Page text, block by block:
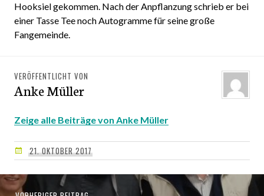
Hooksiel gekommen. Nach der Anpflanzung schrieb er bei
einer Tasse Tee noch Autogramme für seine große
Fangemeinde.
VERÖFFENTLICHT VON
Anke Müller
Zeige alle Beiträge von Anke Müller
21. OKTOBER 2017
Beitragsnavigation